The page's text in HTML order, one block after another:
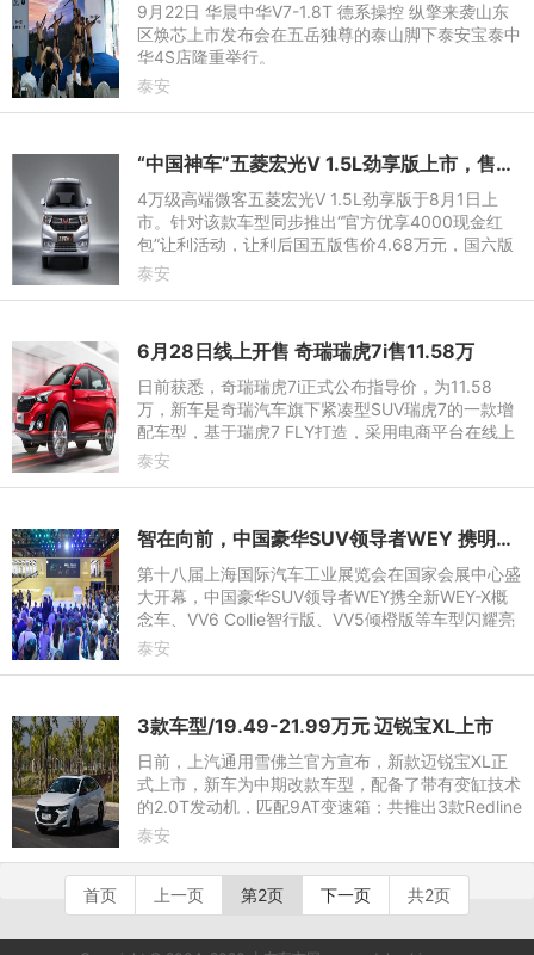
9月22日 华晨中华V7-1.8T 德系操控 纵擎来袭山东
区焕芯上市发布会在五岳独尊的泰山脚下泰安宝泰中
华4S店隆重举行。
泰安
“中国神车”五菱宏光V 1.5L劲享版上市，售4.68万元！
4万级高端微客五菱宏光V 1.5L劲享版于8月1日上
市。针对该款车型同步推出“官方优享4000现金红
包”让利活动，让利后国五版售价4.68万元，国六版
售价4.98万元。这款更能装、更大气、更高端的微
泰安
6月28日线上开售 奇瑞瑞虎7i售11.58万
日前获悉，奇瑞瑞虎7i正式公布指导价，为11.58
万，新车是奇瑞汽车旗下紧凑型SUV瑞虎7的一款增
配车型，基于瑞虎7 FLY打造，采用电商平台在线上
下单+线下提车方式销售，于6月28日正式开售。
泰安
智在向前，中国豪华SUV领导者WEY 携明日科技登陆上海车展
第十八届上海国际汽车工业展览会在国家会展中心盛
大开幕，中国豪华SUV领导者WEY携全新WEY-X概
念车、VV6 Collie智行版、VV5倾橙版等车型闪耀亮
相6.1H展馆，在“智能安全，守护WEY来”主题下，全
泰安
3款车型/19.49-21.99万元 迈锐宝XL上市
日前，上汽通用雪佛兰官方宣布，新款迈锐宝XL正
式上市，新车为中期改款车型，配备了带有变缸技术
的2.0T发动机，匹配9AT变速箱；共推出3款Redline
尚·红系列车型，售价区间为19.49-21.99万元。
泰安
首页 上一页 第2页 下一页 共2页